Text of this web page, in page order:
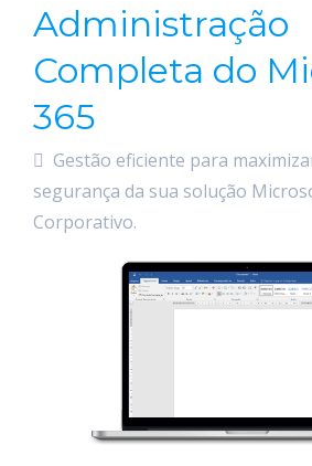
Administração
Completa do
365
Gestão eficiente para
segurança da sua solução
Corporativo.